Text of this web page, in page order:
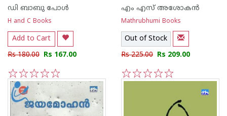
ഡി ബാബു പോള്‍
H and C Books
Add to Cart
Rs 180.00 Rs 167.00
5
4
3
2
1
എം എസ് അശോകന്‍
Mathrubhumi Books
Out of Stock
Rs 225.00 Rs 209.00
5
4
3
2
1